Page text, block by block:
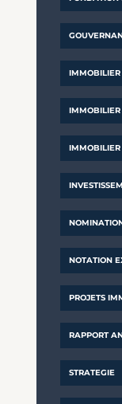
IMMOBILIER
IMMOBILIER
IMMOBILIER
NOTATION
PROJETS
RAPPORT
STRATEGIE